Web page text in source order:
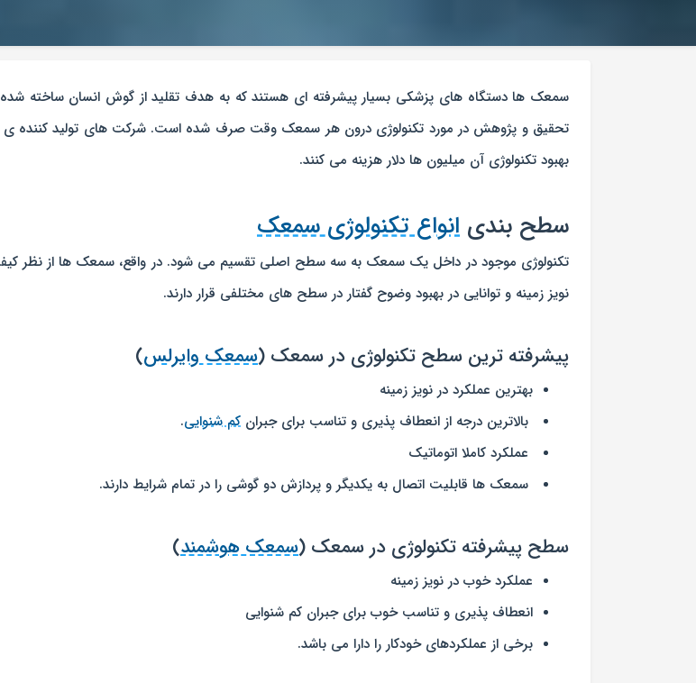
سمعک ها دستگاه های پزشکی بسیار پیشرفته ای هستند که به هدف تقلید از گوش انسان ساخته شده
تحقیق و پژوهش در مورد تکنولوژی درون هر سمعک وقت صرف شده است. شرکت های تولید کننده
بهبود تکنولوژی آن میلیون ها دلار هزینه می کنند.
سطح بندی انواع تکنولوژی سمعک
تکنولوژی موجود در داخل یک سمعک به سه سطح اصلی تقسیم می شود. در واقع، سمعک ها از نظر
نویز زمینه و توانایی در بهبود وضوح گفتار در سطح های مختلفی قرار دارند.
پیشرفته ترین سطح تکنولوژی در سمعک (سمعک وایرلس)
بهترین عملکرد در نویز زمینه
بالاترین درجه از انعطاف پذیری و تناسب برای جبران کم شنوایی.
عملکرد کاملا اتوماتیک
سمعک ها قابلیت اتصال به یکدیگر و پردازش دو گوشی را در تمام شرایط دارند.
سطح پیشرفته تکنولوژی در سمعک (سمعک هوشمند)
عملکرد خوب در نویز زمینه
انعطاف پذیری و تناسب خوب برای جبران کم شنوایی
برخی از عملکردهای خودکار را دارا می باشد.